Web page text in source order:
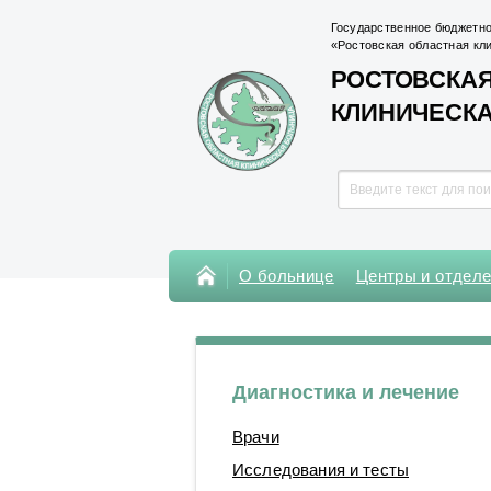
Государственное
«Ростовская областная
О больнице Центры и
центра
Отделения
Лаборатории
Диагностика и лечение
Врачи
Исследования и тесты